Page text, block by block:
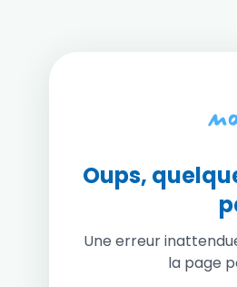
Oups,
Une erreur
la page